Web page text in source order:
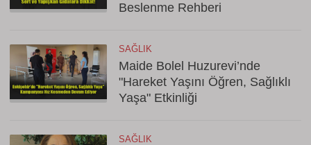
Beslenme Rehberi
SAĞLIK
Maide Bolel Huzurevi’nde
"Hareket Yaşını Öğren, Sağlıklı
Yaşa" Etkinliği
SAĞLIK